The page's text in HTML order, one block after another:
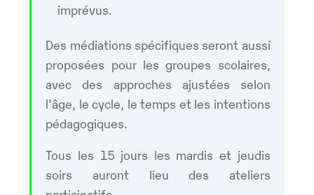
imprévus.
Des médiations spécifiques seront aussi
proposées pour les groupes scolaires,
avec des approches ajustées selon
l’âge, le cycle, le temps et les intentions
pédagogiques.
Tous les 15 jours les mardis et jeudis
soirs auront lieu des ateliers